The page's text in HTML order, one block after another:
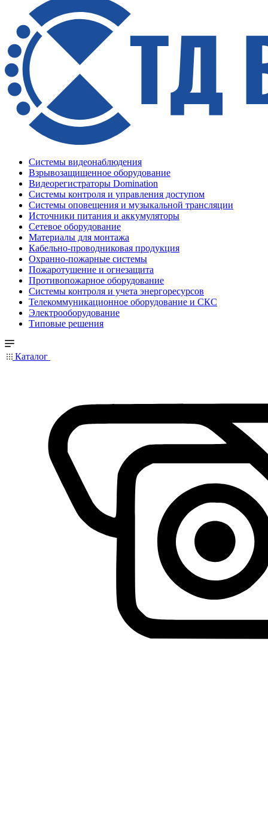
Системы видеонаблюдения
Взрывозащищенное оборудование
Видеорегистраторы Domination
Системы контроля и управления доступом
Системы оповещения и музыкальной трансляции
Источники питания и аккумуляторы
Сетевое оборудование
Материалы для монтажа
Кабельно-проводниковая продукция
Охранно-пожарные системы
Пожаротушение и огнезащита
Противопожарное оборудование
Системы контроля и учета энергоресурсов
Телекоммуникационное оборудование и СКС
Электрооборудование
Типовые решения
Каталог